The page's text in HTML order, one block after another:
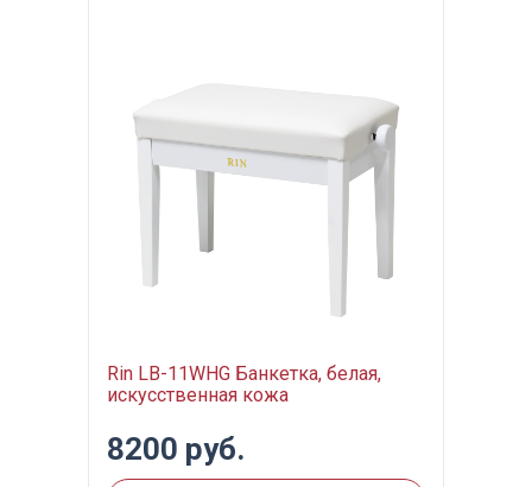
Rin LB-11WHG Банкетка, белая,
искусственная кожа
8200 руб.